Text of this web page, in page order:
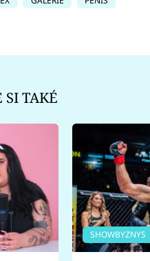
SI TAKÉ
SHOWBYZNYS